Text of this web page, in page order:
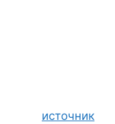
источник